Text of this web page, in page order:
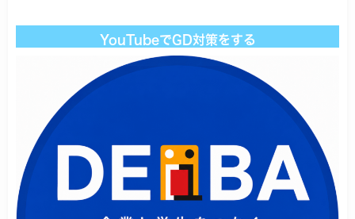
YouTubeでGD対策をする